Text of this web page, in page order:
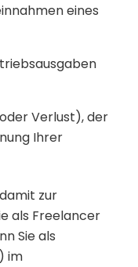
eines
Verlust), der
Ihrer
zur
als Freelancer
Sie als
im